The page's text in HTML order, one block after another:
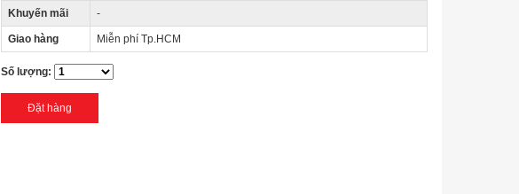
Khuyến mãi -
Giao hàng Miễn phí Tp.HCM
Số lượng: